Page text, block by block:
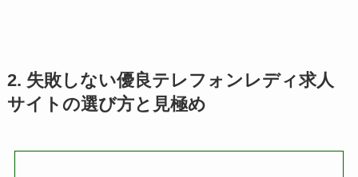
2. 失敗しない優良テレフォンレディ求人
サイトの選び方と見極め